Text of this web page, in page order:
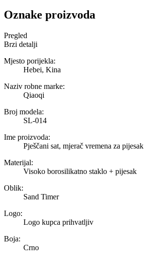
Oznake proizvoda
Pregled
Brzi detalji
Mjesto porijekla:
Hebei, Kina
Naziv robne marke:
Qiaoqi
Broj modela:
SL-014
Ime proizvoda:
Pješčani sat, mjerač vremena za pijesak
Materijal:
Visoko borosilikatno staklo + pijesak
Oblik:
Sand Timer
Logo:
Logo kupca prihvatljiv
Boja:
Crno